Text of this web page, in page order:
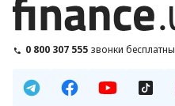
0 800 307 555 звонки бесплатны